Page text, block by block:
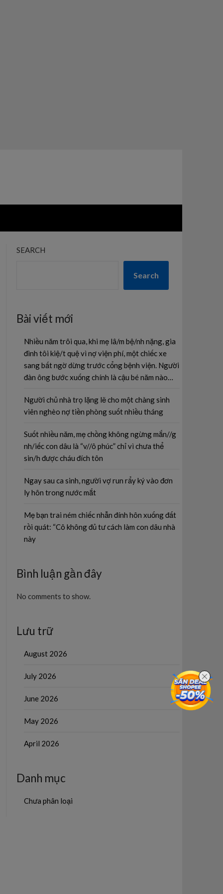
SEARCH
Search
Bài viết mới
Nhiều năm trôi qua, khi mẹ lâ/m bệ/nh nặng, gia
đình tôi kiệ/t quệ vì nợ viện phí, một chiếc xe
sang bất ngờ dừng trước cổng bệnh viện. Người
đàn ông bước xuống chính là cậu bé năm nào…
Người chủ nhà trọ lặng lẽ cho một chàng sinh
viên nghèo nợ tiền phòng suốt nhiều tháng
Suốt nhiều năm, mẹ chồng không ngừng mắn//g
nh/iếc con dâu là “v//ô phúc” chỉ vì chưa thể
sin/h được cháu đích tôn
Ngay sau ca sinh, người vợ run rẩy ký vào đơn
ly hôn trong nước mắt
Mẹ bạn trai ném chiếc nhẫn đính hôn xuống đất
rồi quát: “Cô không đủ tư cách làm con dâu nhà
này
Bình luận gần đây
No comments to show.
Lưu trữ
August 2026
July 2026
June 2026
May 2026
April 2026
Danh mục
Chưa phân loại